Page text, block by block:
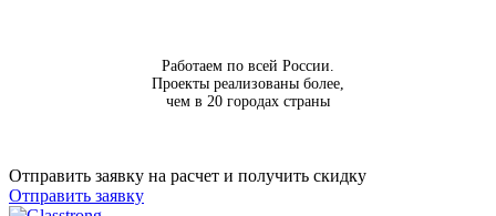
Работаем по всей России.
Проекты реализованы более,
чем в 20 городах страны
Отправить заявку на расчет и получить скидку
Отправить заявку